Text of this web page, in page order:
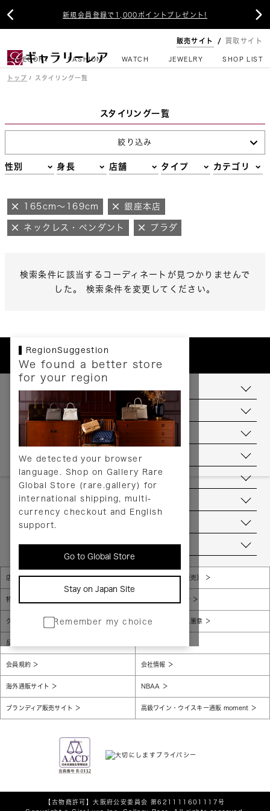
新規会員登録で1,000ポイントプレゼント!
 
販売サイト 買取サイト
CATEGORY FASHION WATCH JEWELRY SHOP LIST
トップ スタイリング一覧
スタイリング一覧
絞り込み
性別 身長 店舗 タイプ カテゴリ
165cm～169cm 銀座本店
ネックレス・ペンダント プラダ
検索条件に該当するコーディネートが見つかりませんで
した。 検索条件を変更してください。
RegionSuggestion
We found a better store
for your region
We detected your browser
language. Shop on Gallery Rare
Global Store (rare.gallery) for
international shipping, multi-
currency checkout and English
support.
Go to Global Store
Stay on Japan Site
Remember my choice
お支払いについて
配送について
送料について
返品について
ヘルプ
お問い合わせ
当店について
店舗一覧 販売規約（店頭販売）
特定商取引法に基づく表示 個人情報保護方針
グローバルプライバシーポリシー コンプライアンス憲章
反社会的勢力に対する基本方針
会員規約 会社情報
海外通販サイト NBAA
ブランディア販売サイト 高級ワイン・ウイスキー通販 moment
【古物商許可】大阪府公安委員会 第621111601117号